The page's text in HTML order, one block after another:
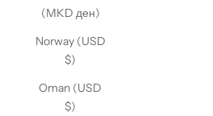
(MKD ден)
Norway (USD
$)
Oman (USD
$)